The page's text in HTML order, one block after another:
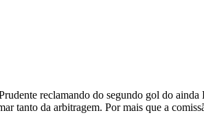
reclamando do segundo gol do
tanto da arbitragem. Por mais que a